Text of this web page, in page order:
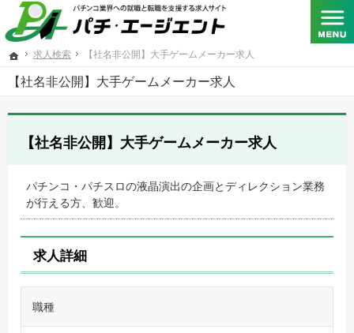
ホーム
求人検索 【社名非公開】大手ゲームメーカー求人
【社名非公開】大手ゲームメーカー求人
SANKYO･フィールズ･京楽産業.･大一商会･ニューギン･藤商事が共同出資する総合人材サービス
パチンコメーカー、パチスロメーカーをはじめとするパチンコ業界への転職と就職を支援する求人
【社名非公開】大手ゲームメーカー求人
パチンコ・パチスロの液晶演出の企画とディレクション業務
が行える方、歓迎。
求人詳細
職種